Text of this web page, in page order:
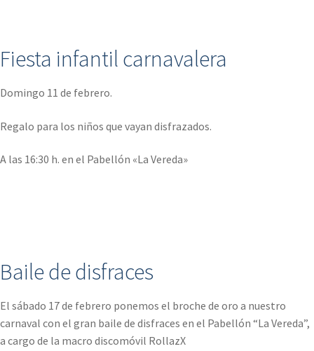
Fiesta infantil carnavalera
Domingo 11 de febrero.
Regalo para los niños que vayan disfrazados.
A las 16:30 h. en el Pabellón «La Vereda»
Baile de disfraces
El sábado 17 de febrero ponemos el broche de oro a nuestro
carnaval con el gran baile de disfraces en el Pabellón “La Vereda”,
a cargo de la macro discomóvil RollazX